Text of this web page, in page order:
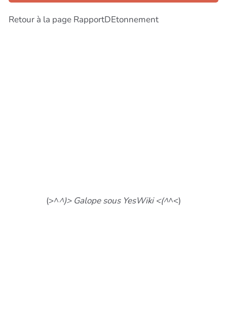
Retour à la page RapportDEtonnement
(>^^)> Galope sous YesWiki <(^^<)